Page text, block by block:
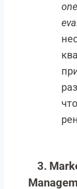
3.